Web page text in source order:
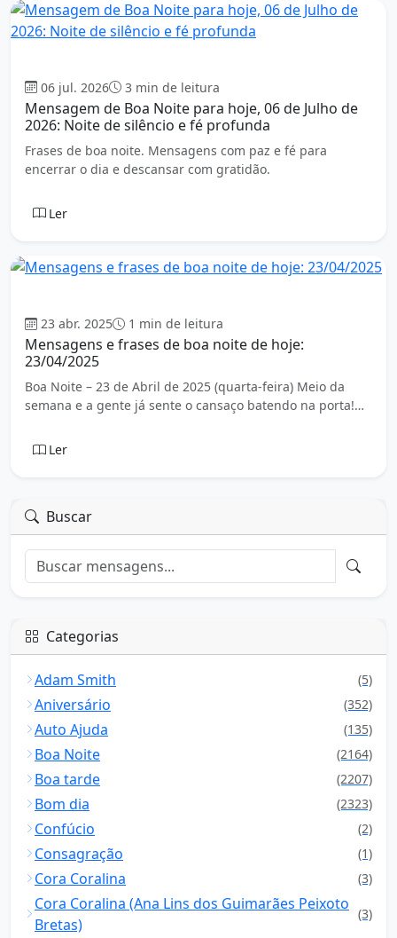
06 jul. 2026 3 min de leitura
Mensagem de Boa Noite para hoje, 06 de Julho de
2026: Noite de silêncio e fé profunda
Frases de boa noite. Mensagens com paz e fé para
encerrar o dia e descansar com gratidão.
Ler
23 abr. 2025 1 min de leitura
Mensagens e frases de boa noite de hoje:
23/04/2025
Boa Noite – 23 de Abril de 2025 (quarta-feira) Meio da
semana e a gente já sente o cansaço batendo na porta!…
Ler
Buscar
Categorias
Adam Smith (5)
Aniversário (352)
Auto Ajuda (135)
Boa Noite (2164)
Boa tarde (2207)
Bom dia (2323)
Confúcio (2)
Consagração (1)
Cora Coralina (3)
Cora Coralina (Ana Lins dos Guimarães Peixoto
Bretas)
(3)